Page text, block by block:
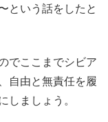
という話をしたと
でここまでシビア
自由と無責任を履
しましょう。